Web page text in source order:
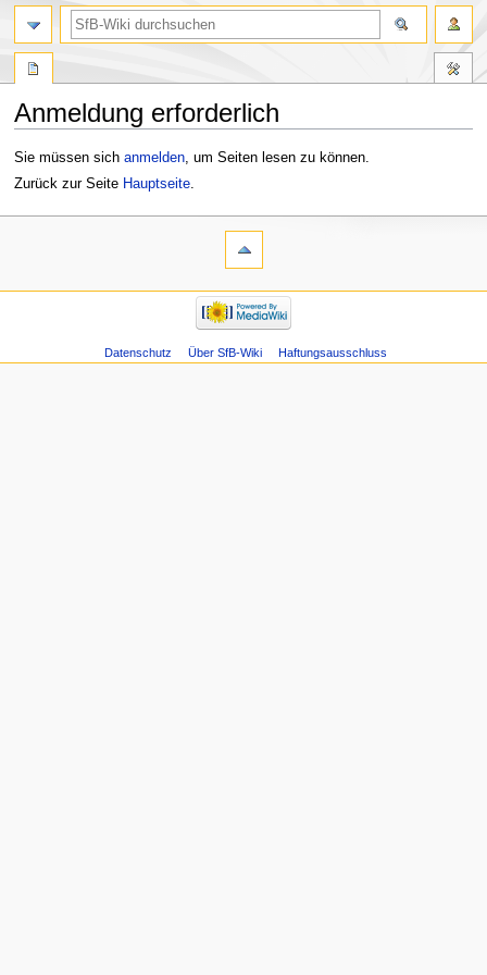
Anmeldung erforderlich
Zur
Navigation
Zur
Suche
Sie müssen sich anmelden, um Seiten lesen zu können.
Zurück zur Seite Hauptseite.
Datenschutz Über SfB-Wiki Haftungsausschluss